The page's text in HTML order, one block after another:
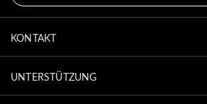
KONTAKT
UNTERSTÜTZUNG